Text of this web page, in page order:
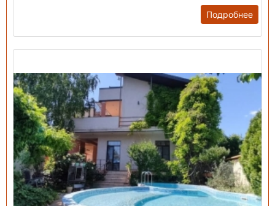
Подробнее